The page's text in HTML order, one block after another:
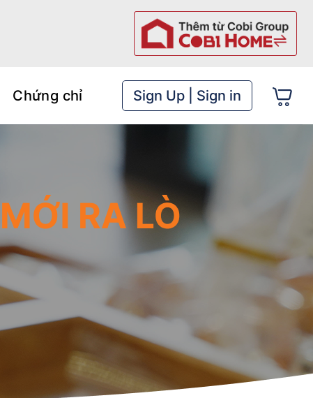
Chứng chỉ Sign Up | Sign in